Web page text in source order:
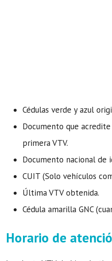
Cédulas verde y azul
Documento que
primera VTV.
Documento nacional de
CUIT (Solo vehículos
Última VTV obtenida.
Cédula amarilla GNC
Horario de